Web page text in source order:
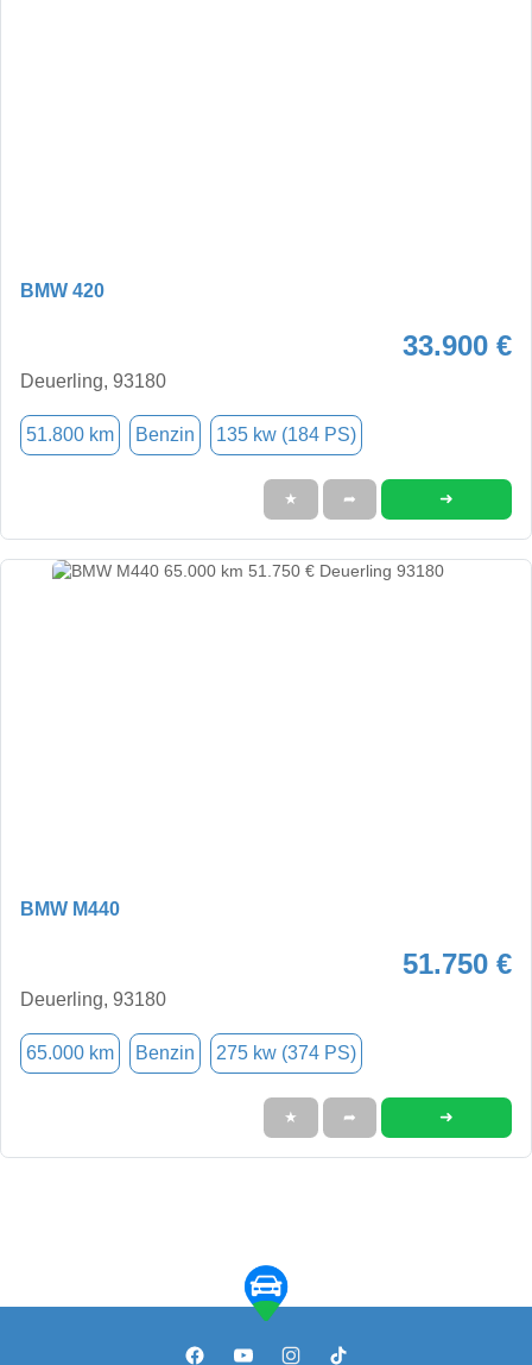
BMW 420
33.900 €
Deuerling, 93180
51.800 km Benzin 135 kw (184 PS)
★ ➦ ➜
BMW M440
51.750 €
Deuerling, 93180
65.000 km Benzin 275 kw (374 PS)
★ ➦ ➜